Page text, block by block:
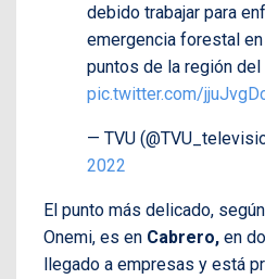
debido trabajar para
emergencia forestal
puntos de la región del
pic.twitter.com/
— TVU
2022
El punto más delicado,
Onemi, es en Cabrero, en
llegado a empresas y está